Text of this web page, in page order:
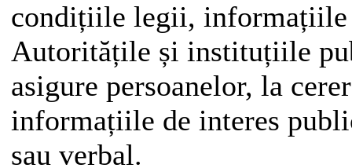
condițiile legii, informațiile
Autoritățile și instituțiile
asigure persoanelor, la
informațiile de interes
sau verbal.